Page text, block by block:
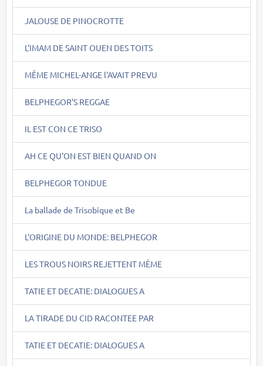
JALOUSE DE PINOCROTTE
L'IMAM DE SAINT OUEN DES TOITS
MÊME MICHEL-ANGE l'AVAIT PREVU
BELPHEGOR'S REGGAE
IL EST CON CE TRISO
AH CE QU'ON EST BIEN QUAND ON
BELPHEGOR TONDUE
La ballade de Trisobique et Be
L'ORIGINE DU MONDE: BELPHEGOR
LES TROUS NOIRS REJETTENT MÊME
TATIE ET DECATIE: DIALOGUES A
LA TIRADE DU CID RACONTEE PAR
TATIE ET DECATIE: DIALOGUES A